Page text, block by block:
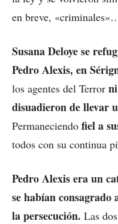
en breve,
Susana Deloye se
Pedro Alexis, en
los agentes del Terror
disuadieron de llevar
Permaneciendo fiel a
todos con su continua
Pedro Alexis era un
se habían consagrado
la persecución. Las